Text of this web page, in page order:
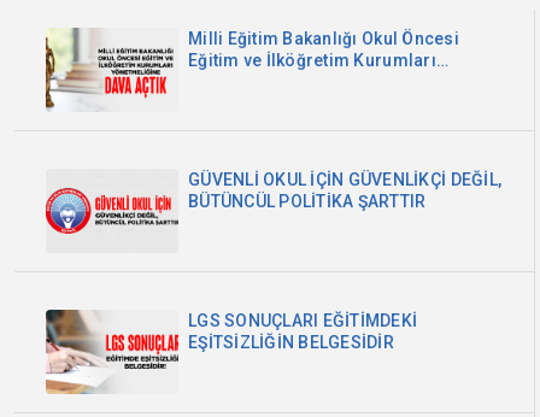
Milli Eğitim Bakanlığı Okul Öncesi
Eğitim ve İlköğretim Kurumları
GÜVENLİ OKUL İÇİN GÜVENLİKÇİ DEĞİL,
BÜTÜNCÜL POLİTİKA ŞARTTIR
LGS SONUÇLARI EĞİTİMDEKİ
EŞİTSİZLİĞİN BELGESİDİR